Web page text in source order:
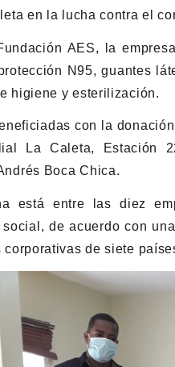
en la lucha contra el
AES, la
N95, guantes
higiene y esterilización.
con la
La Caleta, Estación
Boca Chica.
está entre las diez
de acuerdo con
corporativas de siete